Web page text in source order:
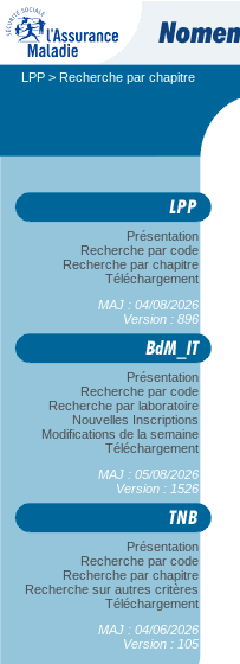
LPP > Recherche par chapitre
Présentation
Recherche par code
Recherche par chapitre
Téléchargement
MAJ : 04/08/2026
Version : 896
Présentation
Recherche par code
Recherche par laboratoire
Nouvelles Inscriptions
Modifications de la semaine
Téléchargement
MAJ : 05/08/2026
Version : 1526
Présentation
Recherche par code
Recherche par chapitre
Recherche sur autres critères
Téléchargement
MAJ : 04/06/2026
Version : 105